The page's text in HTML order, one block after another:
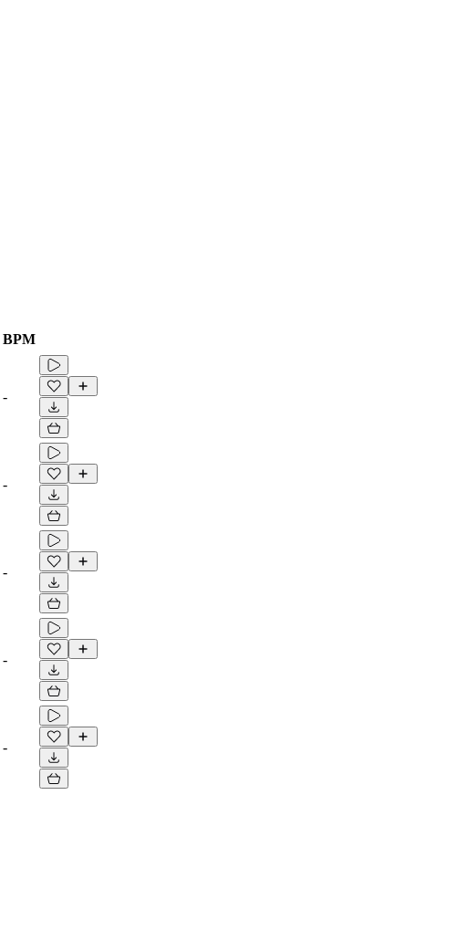
BPM
-
-
-
-
-